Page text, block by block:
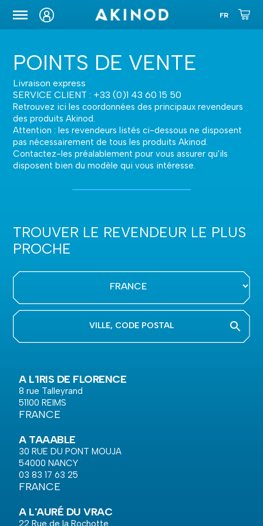
ETUIS DE TRANSPORT
POINTS DE VENTE
Livraison express
SERVICE CLIENT : +33 (0)1 43 60 15 50
Retrouvez ici les coordonnées des principaux revendeurs
des produits Akinod.
Attention : les revendeurs listés ci-dessous ne disposent
pas nécessairement de tous les produits Akinod.
Contactez-les préalablement pour vous assurer qu'ils
disposent bien du modèle qui vous intéresse.
TROUVER LE REVENDEUR LE PLUS
PROCHE
search
A L'IRIS DE FLORENCE
8 rue Talleyrand
51100 REIMS
FRANCE
A TAAABLE
30 RUE DU PONT MOUJA
54000 NANCY
03 83 17 63 25
FRANCE
A L'AURÉ DU VRAC
22 Rue de la Rochotte